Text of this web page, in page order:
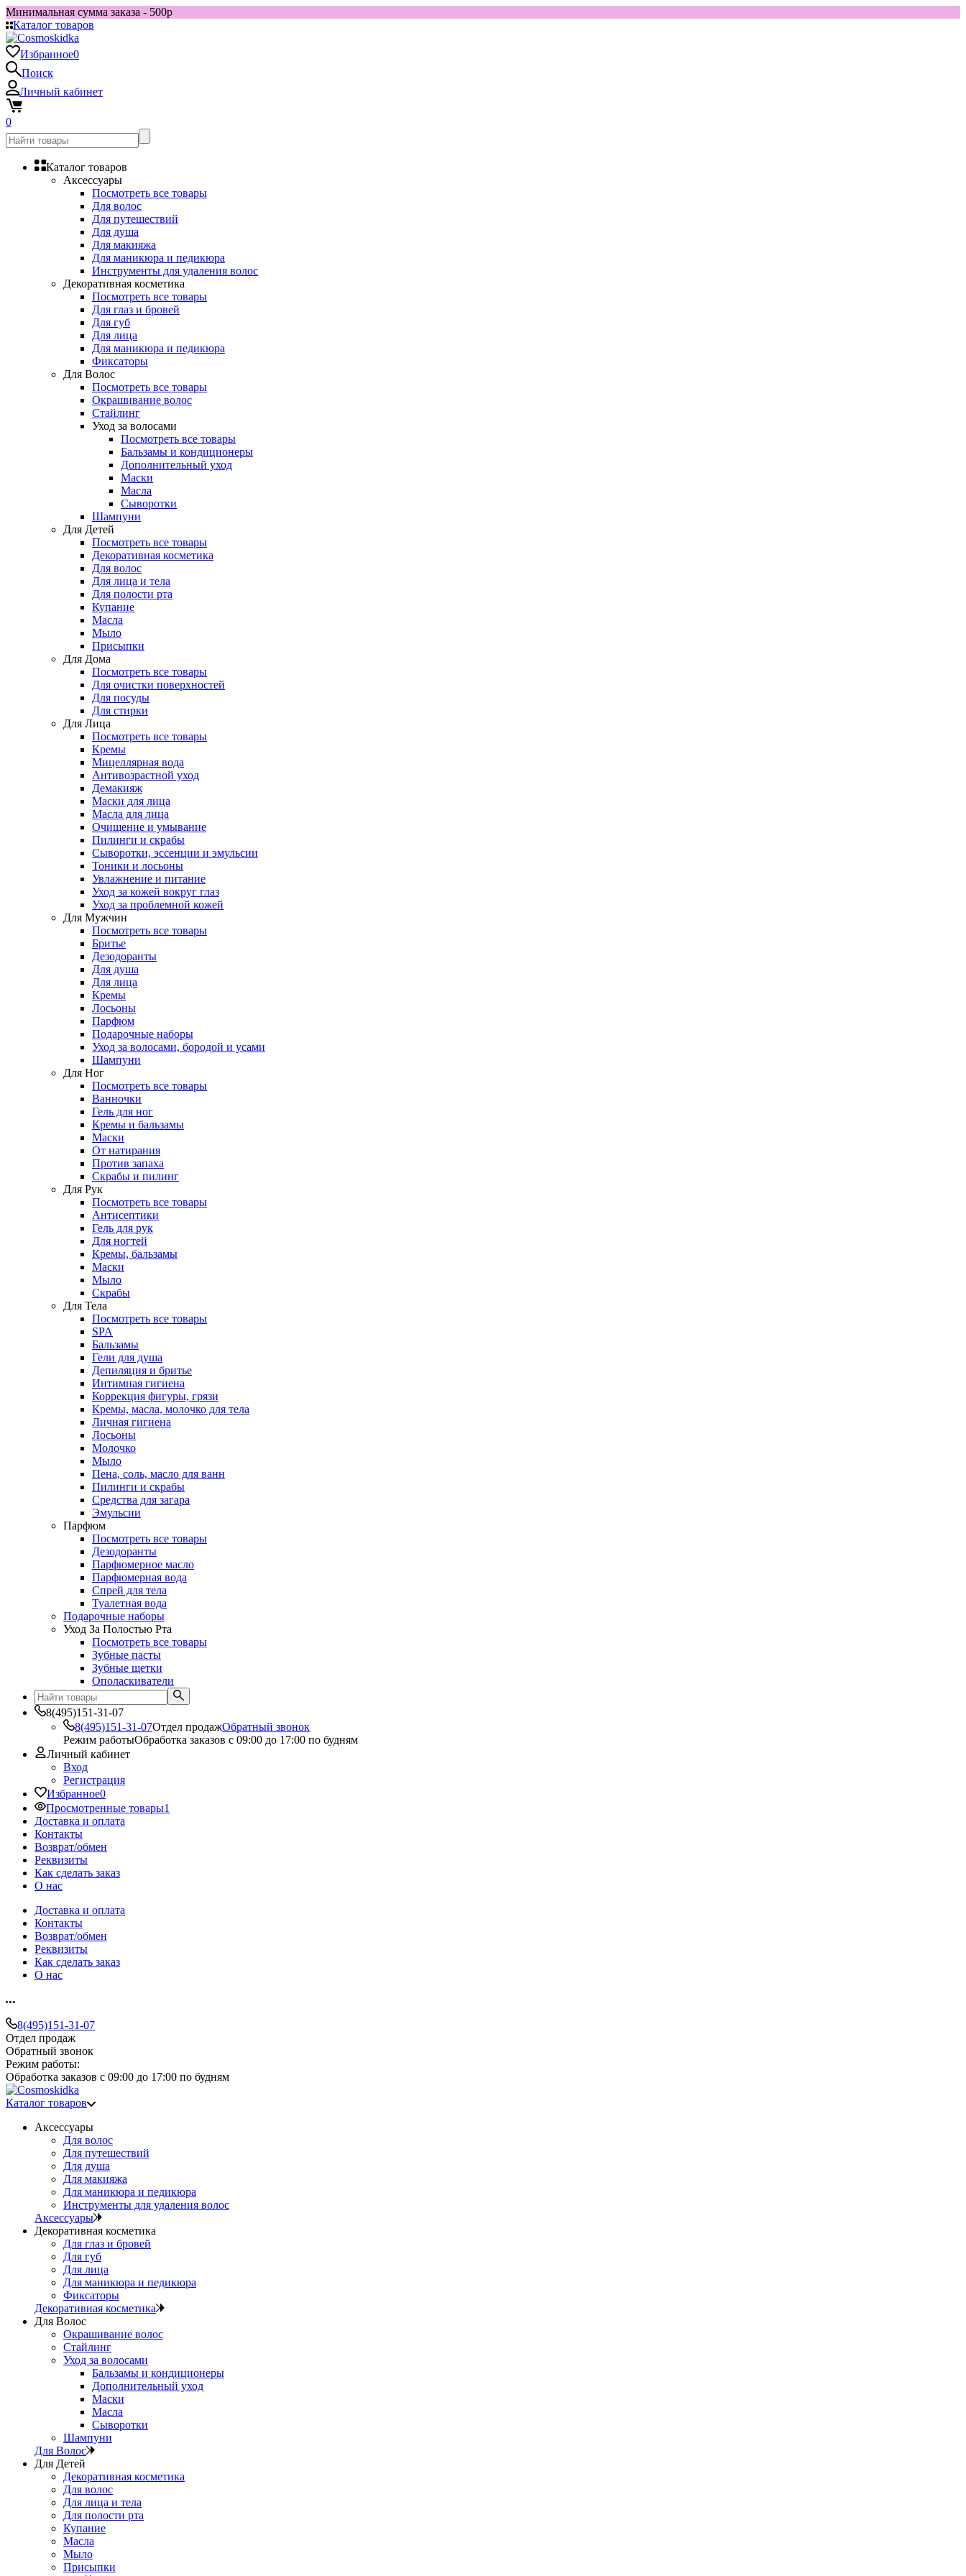
Минимальная сумма заказа - 500р
Каталог товаров
Избранное0
Поиск
Личный кабинет
0
Каталог товаров
Аксессуары
Посмотреть все товары
Для волос
Для путешествий
Для душа
Для макияжа
Для маникюра и педикюра
Инструменты для удаления волос
Декоративная косметика
Посмотреть все товары
Для глаз и бровей
Для губ
Для лица
Для маникюра и педикюра
Фиксаторы
Для Волос
Посмотреть все товары
Окрашивание волос
Стайлинг
Уход за волосами
Посмотреть все товары
Бальзамы и кондиционеры
Дополнительный уход
Маски
Масла
Сыворотки
Шампуни
Для Детей
Посмотреть все товары
Декоративная косметика
Для волос
Для лица и тела
Для полости рта
Купание
Масла
Мыло
Присыпки
Для Дома
Посмотреть все товары
Для очистки поверхностей
Для посуды
Для стирки
Для Лица
Посмотреть все товары
Кремы
Мицеллярная вода
Антивозрастной уход
Демакияж
Маски для лица
Масла для лица
Очищение и умывание
Пилинги и скрабы
Сыворотки, эссенции и эмульсии
Тоники и лосьоны
Увлажнение и питание
Уход за кожей вокруг глаз
Уход за проблемной кожей
Для Мужчин
Посмотреть все товары
Бритье
Дезодоранты
Для душа
Для лица
Кремы
Лосьоны
Парфюм
Подарочные наборы
Уход за волосами, бородой и усами
Шампуни
Для Ног
Посмотреть все товары
Ванночки
Гель для ног
Кремы и бальзамы
Маски
От натирания
Против запаха
Скрабы и пилинг
Для Рук
Посмотреть все товары
Антисептики
Гель для рук
Для ногтей
Кремы, бальзамы
Маски
Мыло
Скрабы
Для Тела
Посмотреть все товары
SPA
Бальзамы
Гели для душа
Депиляция и бритье
Интимная гигиена
Коррекция фигуры, грязи
Кремы, масла, молочко для тела
Личная гигиена
Лосьоны
Молочко
Мыло
Пена, соль, масло для ванн
Пилинги и скрабы
Средства для загара
Эмульсии
Парфюм
Посмотреть все товары
Дезодоранты
Парфюмерное масло
Парфюмерная вода
Спрей для тела
Туалетная вода
Подарочные наборы
Уход За Полостью Рта
Посмотреть все товары
Зубные пасты
Зубные щетки
Ополаскиватели
8(495)151-31-07
8(495)151-31-07Отдел продажОбратный звонок
Режим работыОбработка заказов с 09:00 до 17:00 по будням
Личный кабинет
Вход
Регистрация
Избранное0
Просмотренные товары1
Доставка и оплата
Контакты
Возврат/обмен
Реквизиты
Как сделать заказ
О нас
Доставка и оплата
Контакты
Возврат/обмен
Реквизиты
Как сделать заказ
О нас
8(495)151-31-07
Отдел продаж
Обратный звонок
Режим работы:
Обработка заказов с 09:00 до 17:00 по будням
Каталог товаров
Аксессуары
Для волос
Для путешествий
Для душа
Для макияжа
Для маникюра и педикюра
Инструменты для удаления волос
Аксессуары
Декоративная косметика
Для глаз и бровей
Для губ
Для лица
Для маникюра и педикюра
Фиксаторы
Декоративная косметика
Для Волос
Окрашивание волос
Стайлинг
Уход за волосами
Бальзамы и кондиционеры
Дополнительный уход
Маски
Масла
Сыворотки
Шампуни
Для Волос
Для Детей
Декоративная косметика
Для волос
Для лица и тела
Для полости рта
Купание
Масла
Мыло
Присыпки